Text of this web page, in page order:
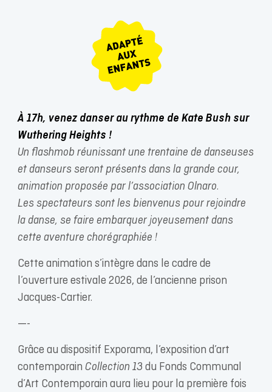
À 17h, venez danser au rythme de Kate Bush sur
Wuthering Heights !
Un flashmob réunissant une trentaine de danseuses
et danseurs seront présents dans la grande cour,
animation proposée par l’association Olnaro.
Les spectateurs sont les bienvenus pour rejoindre
la danse, se faire embarquer joyeusement dans
cette aventure chorégraphiée !
Cette animation s’intègre dans le cadre de
l’ouverture estivale 2026, de l’ancienne prison
Jacques-Cartier.
—-
Grâce au dispositif Exporama, l’exposition d’art
contemporain Collection 13 du Fonds Communal
d’Art Contemporain aura lieu pour la première fois